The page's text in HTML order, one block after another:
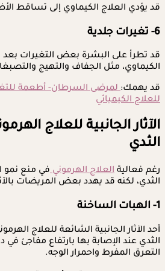
قد يؤدي العلاج الكيماوي إلى تساقط
6- تغيرات جلدية
قد تطرأ على البشرة بعض التغيرات
الكيماوي، مثل الجفاف والتهيج
قد يهمك:لمرضى السرطان- أطعمة
للعلاج الكيميائي
الآثار الجانبية للعلاج
الثدي
رغم فعالية العلاج الهرمونيفي منع نمو
الثدي، لكنه قد يهدد بعض المريضات
1- الهبات الساخنة
أحد الآثار الجانبية الشائعة للعلاج
الثدي عند الإصابة بها بارتفاع مفاجئ
التعرق المفرط واحمرار الوجه.